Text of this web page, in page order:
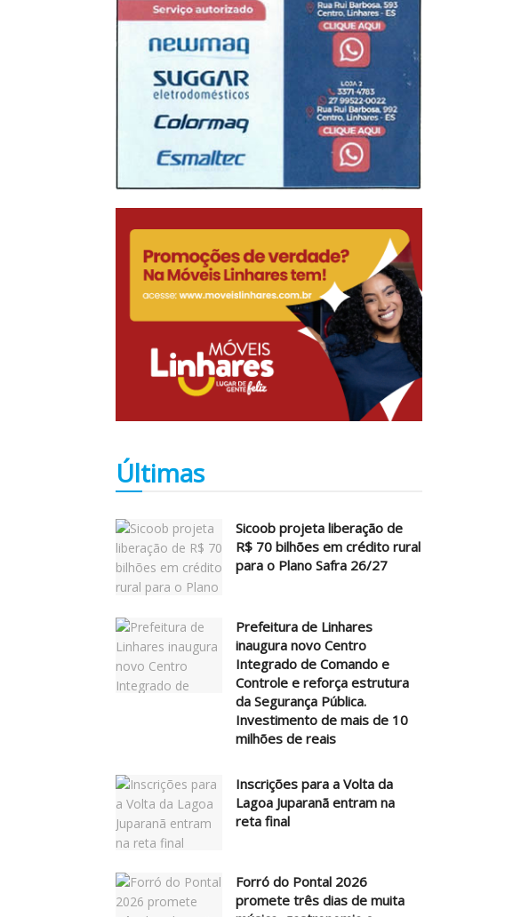
Últimas
Sicoob projeta liberação de
R$ 70 bilhões em crédito rural
para o Plano Safra 26/27
Prefeitura de Linhares
inaugura novo Centro
Integrado de Comando e
Controle e reforça estrutura
da Segurança Pública.
Investimento de mais de 10
milhões de reais
Inscrições para a Volta da
Lagoa Juparanã entram na
reta final
Forró do Pontal 2026
promete três dias de muita